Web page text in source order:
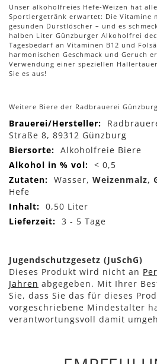
Unser alkoholfreies Hefe-Weizen hat
Sportlergetränk erwartet: Die Vitamine
gesunden Durstlöscher – und es
halben Liter Günzburger Alkoholfrei
Tagesbedarf an Vitaminen B12 und
harmonischen Geschmack und Geruch
Verwendung einer speziellen
Sie es aus!
Weitere Biere der Radbrauerei
Mehr
Informationen
Straße 8, 89312 Günzburg
Alkoholfreie Biere
< 0,5
Wasser, Weizenmalz,
Hefe
0,50 Liter
3 - 5 Tage
Jugendschutzgesetz (JuSchG)
Dieses Produkt wird nicht an
Jahren abgegeben. Mit Ihrer
Sie, dass Sie das für dieses
vorgeschriebene Mindestalter
verantwortungsvoll damit